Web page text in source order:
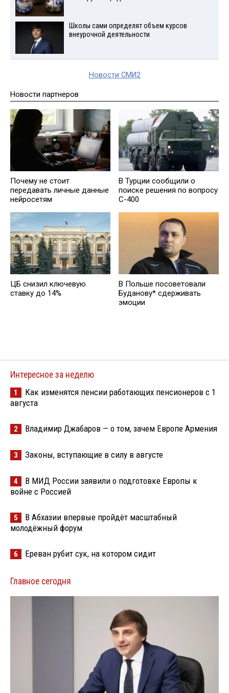
Школы сами определят объем курсов
внеурочной деятельности
Новости СМИ2
Новости партнеров
Почему не стоит
передавать личные данные
нейросетям
В Турции сообщили о
поиске решения по вопросу
С-400
ЦБ снизил ключевую
ставку до 14%
В Польше посоветовали
Буданову* сдерживать
эмоции
Интересное за неделю
1
Как изменятся пенсии работающих пенсионеров с 1
августа
2 Владимир Джабаров — о том, зачем Европе Армения
3 Законы, вступающие в силу в августе
4
В МИД России заявили о подготовке Европы к
войне с Россией
5
В Абхазии впервые пройдёт масштабный
молодёжный форум
6 Ереван рубит сук, на котором сидит
Главное сегодня